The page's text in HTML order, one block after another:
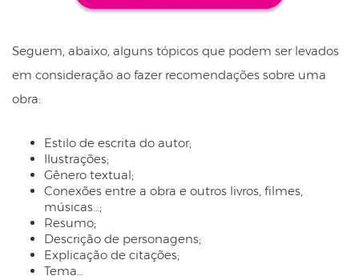
Seguem, abaixo, alguns tópicos que podem ser levados
em consideração ao fazer recomendações sobre uma
obra:
Estilo de escrita do autor;
Ilustrações;
Gênero textual;
Conexões entre a obra e outros livros, filmes,
músicas…;
Resumo;
Descrição de personagens;
Explicação de citações;
Tema…